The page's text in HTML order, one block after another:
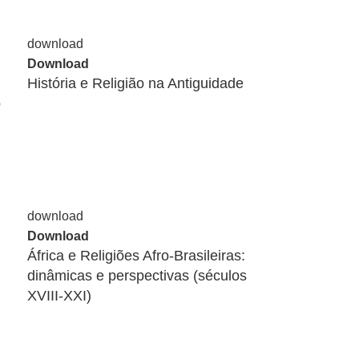
Download
História e Religião na Antiguidade
Download
África e Religiões Afro-Brasileiras:
dinâmicas e perspectivas (séculos
XVIII-XXI)